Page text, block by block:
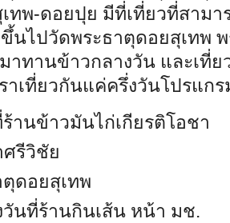
ทพ-ดอยปุย มีที่เที่ยวที่สามา
นไปวัดพระธาตุดอยสุเทพ
าทานข้าวกลางวัน และเที่ย
าเที่ยวกันแค่ครึ่งวันโปรแก
านข้าวมันไก่เกียรติโอชา
รีวิชัย
ดอยสุเทพ
วันที่ร้านกินเส้น หน้า มช.